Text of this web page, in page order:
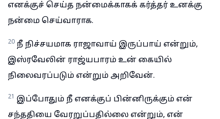
எனக்குச் செய்த நன்மைக்காகக் கர்த்தர் உனக்கு
நன்மை செய்வாராக.
20 நீ நிச்சயமாக ராஜாவாய் இருப்பாய் என்றும்,
இஸ்ரவேலின் ராஜ்யபாரம் உன் கையில்
நிலைவரப்படும் என்றும் அறிவேன்.
21 இப்போதும் நீ எனக்குப் பின்னிருக்கும் என்
சந்ததியை வேரறுப்பதில்லை என்றும், என்